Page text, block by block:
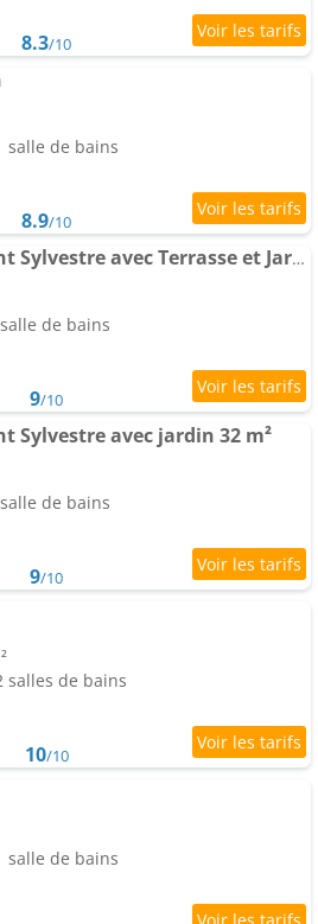
8.3/10
salle de bains
8.9/10
Chalet charmant a Saint Sylvestre avec Terrasse et Jardin
de bains
9/10
Sylvestre avec jardin 32 m²
de bains
9/10
salles de bains
10/10
salle de bains